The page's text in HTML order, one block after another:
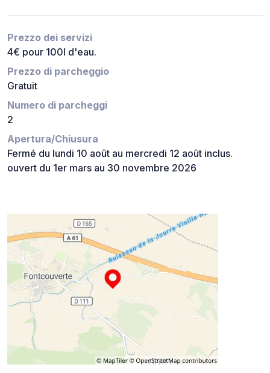
Prezzo dei servizi
4€ pour 100l d'eau.
Prezzo di parcheggio
Gratuit
Numero di parcheggi
2
Apertura/Chiusura
Fermé du lundi 10 août au mercredi 12 août inclus.
ouvert du 1er mars au 30 novembre 2026